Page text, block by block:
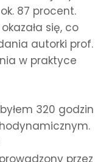
87 procent.
się, co
autorki prof.
w praktyce
320 godzin
przez